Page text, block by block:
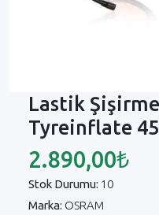
Lastik
Tyreinflate
2.890,00₺
Stok Durumu: 10
Marka: OSRAM